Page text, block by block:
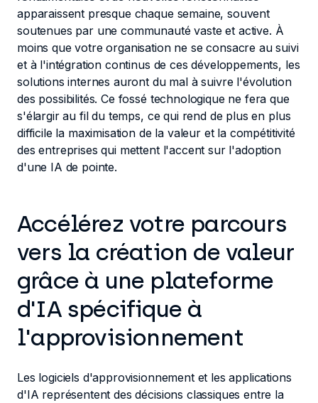
apparaissent presque chaque semaine, souvent
soutenues par une communauté vaste et active. À
moins que votre organisation ne se consacre au suivi
et à l'intégration continus de ces développements, les
solutions internes auront du mal à suivre l'évolution
des possibilités. Ce fossé technologique ne fera que
s'élargir au fil du temps, ce qui rend de plus en plus
difficile la maximisation de la valeur et la compétitivité
des entreprises qui mettent l'accent sur l'adoption
d'une IA de pointe.
Accélérez votre parcours
vers la création de valeur
grâce à une plateforme
d'IA spécifique à
l'approvisionnement
Les logiciels d'approvisionnement et les applications
d'IA représentent des décisions classiques entre la